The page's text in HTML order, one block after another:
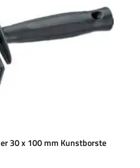
30 x 100 mm Kunstborste